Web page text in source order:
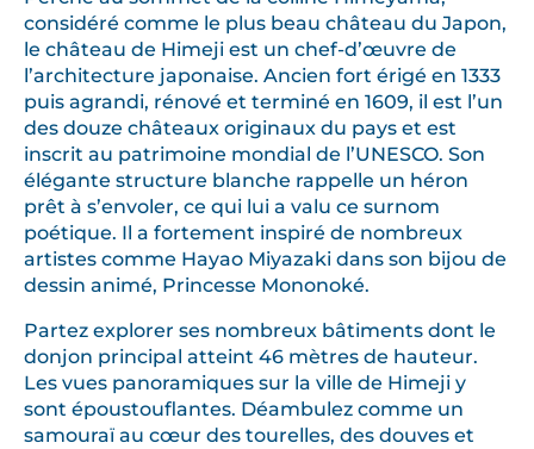
considéré comme le plus beau château du Japon,
le château de Himeji est un chef-d’œuvre de
l’architecture japonaise. Ancien fort érigé en 1333
puis agrandi, rénové et terminé en 1609, il est l’un
des douze châteaux originaux du pays et est
inscrit au patrimoine mondial de l’UNESCO. Son
élégante structure blanche rappelle un héron
prêt à s’envoler, ce qui lui a valu ce surnom
poétique. Il a fortement inspiré de nombreux
artistes comme Hayao Miyazaki dans son bijou de
dessin animé, Princesse Mononoké.
Partez explorer ses nombreux bâtiments dont le
donjon principal atteint 46 mètres de hauteur.
Les vues panoramiques sur la ville de Himeji y
sont époustouflantes. Déambulez comme un
samouraï au cœur des tourelles, des douves et